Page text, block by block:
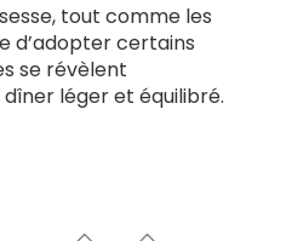
tout comme les
d’adopter certains
se révèlent
léger et équilibré.